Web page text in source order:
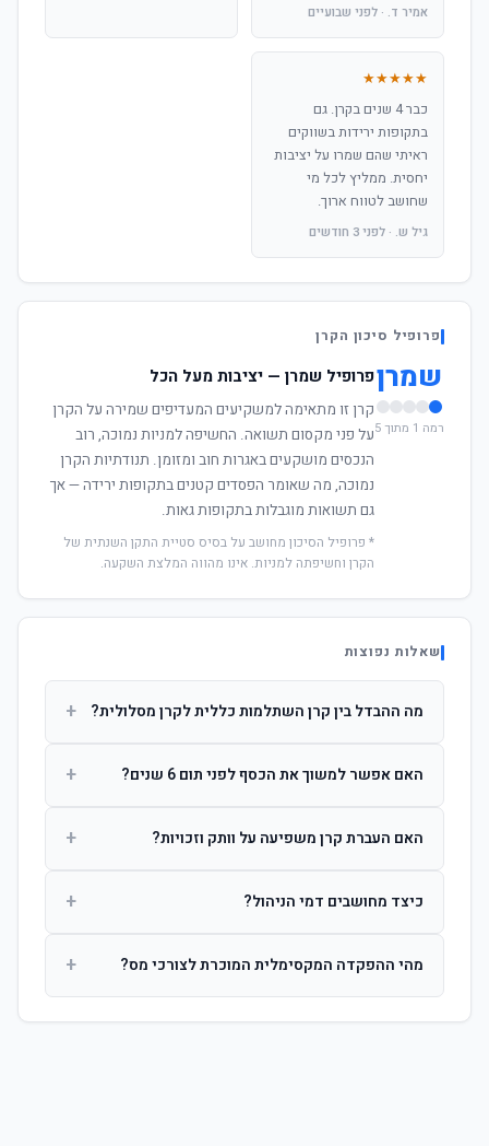
אמיר ד. · לפני שבועיים
★★★★★
כבר 4 שנים בקרן. גם
בתקופות ירידות בשווקים
ראיתי שהם שמרו על יציבות
יחסית. ממליץ לכל מי
שחושב לטווח ארוך.
גיל ש. · לפני 3 חודשים
פרופיל סיכון הקרן
שמרן
רמה 1 מתוך 5
פרופיל שמרן — יציבות מעל הכל
קרן זו מתאימה למשקיעים המעדיפים שמירה על הקרן
על פני מקסום תשואה. החשיפה למניות נמוכה, רוב
הנכסים מושקעים באגרות חוב ומזומן. תנודתיות הקרן
נמוכה, מה שאומר הפסדים קטנים בתקופות ירידה — אך
גם תשואות מוגבלות בתקופות גאות.
* פרופיל הסיכון מחושב על בסיס סטיית התקן השנתית של
הקרן וחשיפתה למניות. אינו מהווה המלצת השקעה.
שאלות נפוצות
מה ההבדל בין קרן השתלמות כללית לקרן מסלולית? +
ההשקעות. קרן מסלולית עוקבת אחרי מדד ספציפי ומאפשרת
האם אפשר למשוך את הכסף לפני תום 6 שנים? +
הרווחים. לאחר 6 שנים ניתן למשוך פטור ממס עד לתקרה
האם העברת קרן משפיעה על וותק וזכויות? +
החברות. הוותק ממשיך להיספר מיום ההפקדה הראשונה.
כיצד מחושבים דמי הניהול? +
ומתן על שיעורם בעת הצטרפות.
מהי ההפקדה המקסימלית המוכרת לצורכי מס? +